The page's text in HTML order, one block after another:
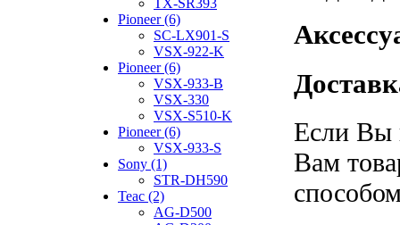
TX-SR393
Pioneer (6)
SC-LX901-S
VSX-922-K
Pioneer (6)
VSX-933-B
VSX-330
VSX-S510-K
Pioneer (6)
VSX-933-S
Sony (1)
STR-DH590
Teac (2)
AG-D500
Если Вы
Вам